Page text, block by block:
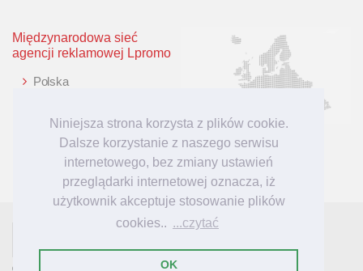
Niniejsza strona korzysta z plików cookie.
Dalsze korzystanie z naszego serwisu
internetowego, bez zmiany ustawień
przeglądarki internetowej oznacza, iż
użytkownik akceptuje stosowanie plików
cookies.. ...czytać
OK
Międzynarodowa sieć
agencji reklamowej Lpromo
Polska
Niemcy
© 2007-2023 Lpromo.PL